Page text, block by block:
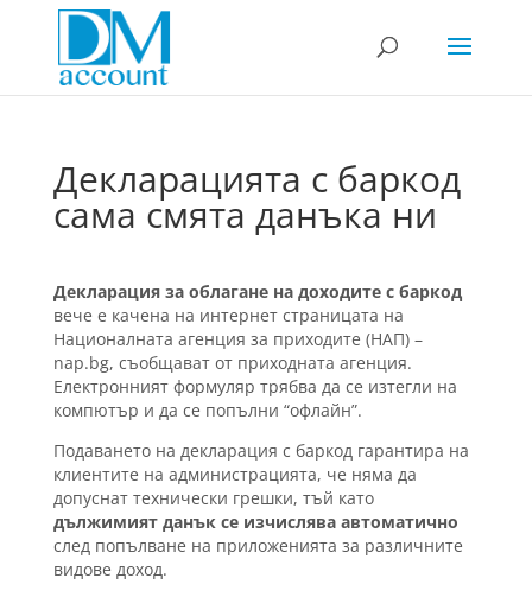
Декларацията с баркод
сама смята данъка ни
Декларация за облагане на доходите с баркод
вече е качена на интернет страницата на
Националната агенция за приходите (НАП) –
nap.bg, съобщават от приходната агенция.
Електронният формуляр трябва да се изтегли на
компютър и да се попълни “офлайн”.
Подаването на декларация с баркод гарантира на
клиентите на администрацията, че няма да
допуснат технически грешки, тъй като
дължимият данък се изчислява автоматично
след попълване на приложенията за различните
видове доход.